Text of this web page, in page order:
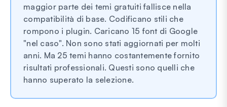
maggior parte dei temi gratuiti fallisce nella
compatibilità di base. Codificano stili che
rompono i plugin. Caricano 15 font di Google
"nel caso". Non sono stati aggiornati per molti
anni. Ma 25 temi hanno costantemente fornito
risultati professionali. Questi sono quelli che
hanno superato la selezione.